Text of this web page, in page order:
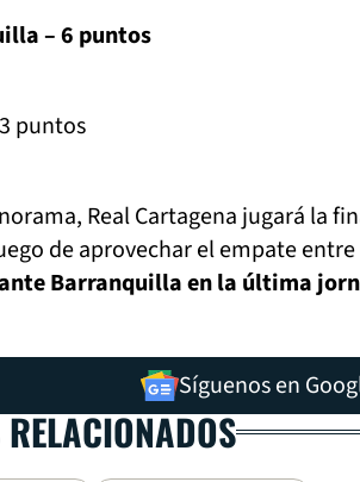
– 6 puntos
puntos
Real Cartagena jugará la
de aprovechar el empate entre
Barranquilla en la última
Síguenos en